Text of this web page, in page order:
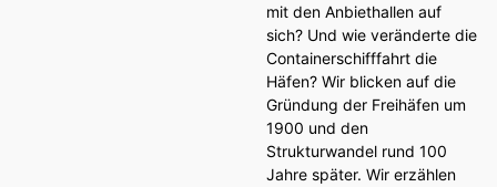
mit den Anbiethallen auf
sich? Und wie veränderte die
Containerschifffahrt die
Häfen? Wir blicken auf die
Gründung der Freihäfen um
1900 und den
Strukturwandel rund 100
Jahre später. Wir erzählen